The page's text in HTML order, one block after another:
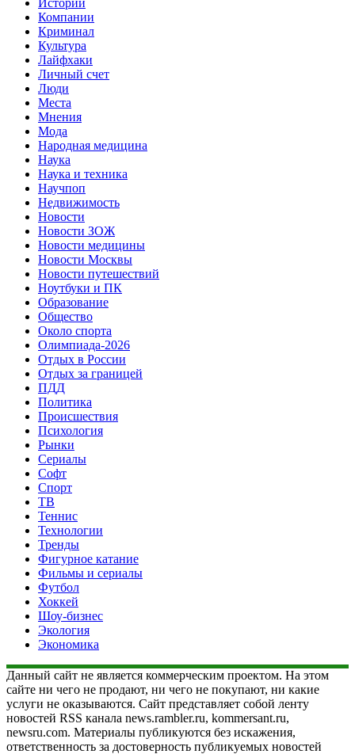
Компании
Криминал
Культура
Лайфхаки
Личный счет
Люди
Места
Мнения
Мода
Народная медицина
Наука
Наука и техника
Научпоп
Недвижимость
Новости
Новости ЗОЖ
Новости медицины
Новости Москвы
Новости путешествий
Ноутбуки и ПК
Образование
Общество
Около спорта
Олимпиада-2026
Отдых в России
Отдых за границей
ПДД
Политика
Происшествия
Психология
Рынки
Сериалы
Софт
Спорт
ТВ
Теннис
Технологии
Тренды
Фигурное катание
Фильмы и сериалы
Футбол
Хоккей
Шоу-бизнес
Экология
Экономика
Данный сайт не является коммерческим проектом. На этом
сайте ни чего не продают, ни чего не покупают, ни какие
услуги не оказываются. Сайт представляет собой ленту
новостей RSS канала news.rambler.ru, kommersant.ru,
newsru.com. Материалы публикуются без искажения,
ответственность за достоверность публикуемых новостей